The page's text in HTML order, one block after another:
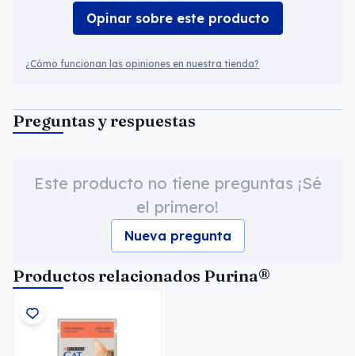
Opinar sobre este producto
¿Cómo funcionan las opiniones en nuestra tienda?
Preguntas y respuestas
Este producto no tiene preguntas ¡Sé
el primero!
Nueva pregunta
Productos relacionados Purina®